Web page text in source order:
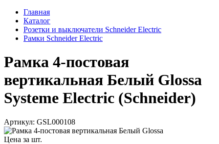
Главная
Каталог
Розетки и выключатели Schneider Electric
Рамки Schneider Electric
Рамка 4-постовая
вертикальная Белый Glossa
Systeme Electric (Schneider)
Артикул: GSL000108
Цена за шт.